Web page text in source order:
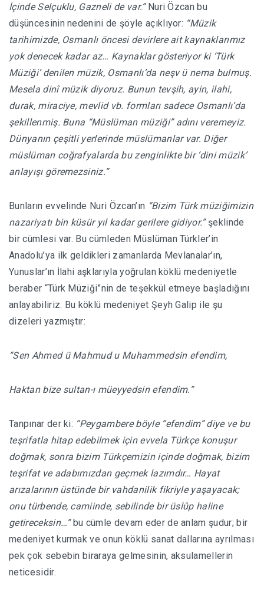
İçinde Selçuklu, Gazneli de var.”Nuri Özcan bu
düşüncesinin nedenini de şöyle açıklıyor: “Müzik
tarihimizde, Osmanlı öncesi devirlere ait kaynaklarımız
yok denecek kadar az… Kaynaklar gösteriyor ki ‘Türk
Müziği’ denilen müzik, Osmanlı’da neşv ü nema bulmuş.
Mesela dinî müzik diyoruz. Bunun tevşih, ayin, ilahi,
durak, miraciye, mevlid vb. formları sadece Osmanlı’da
şekillenmiş. Buna “Müslüman müziği” adını veremeyiz.
Dünyanın çeşitli yerlerinde müslümanlar var. Diğer
müslüman coğrafyalarda bu zenginlikte bir ‘dini müzik’
anlayışı göremezsiniz.”
Bunların evvelinde Nuri Özcan’ın “Bizim Türk müziğimizin
nazariyatı bin küsür yıl kadar gerilere gidiyor.”şeklinde
bir cümlesi var. Bu cümleden Müslüman Türkler’in
Anadolu’ya ilk geldikleri zamanlarda Mevlanalar’ın,
Yunuslar’ın İlahi aşklarıyla yoğrulan köklü medeniyetle
beraber “Türk Müziği”nin de teşekkül etmeye başladığını
anlayabiliriz. Bu köklü medeniyet Şeyh Galip ile şu
dizeleri yazmıştır:
“Sen Ahmed ü Mahmud u Muhammedsin efendim,
Haktan bize sultan-ı müeyyedsin efendim.”
Tanpınar der ki: “Peygambere böyle “efendim” diye ve bu
teşrifatla hitap edebilmek için evvela Türkçe konuşur
doğmak, sonra bizim Türkçemizin içinde doğmak, bizim
teşrifat ve adabımızdan geçmek lazımdır… Hayat
arızalarının üstünde bir vahdanilik fikriyle yaşayacak;
onu türbende, camiinde, sebilinde bir üslûp haline
getireceksin…”bu cümle devam eder de anlam şudur; bir
medeniyet kurmak ve onun köklü sanat dallarına ayrılması
pek çok sebebin biraraya gelmesinin, aksulamellerin
neticesidir.